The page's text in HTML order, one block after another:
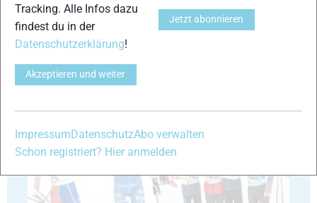
33
Tracking. Alle Infos dazu
findest du in der
Datenschutzerklärung!
Akzeptieren und weiter
Jetzt abonnieren
Impressum DatenschutzAbo verwalten
Schon registriert? Hier anmelden